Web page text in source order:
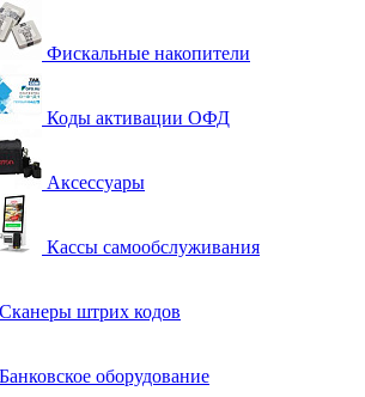
Фискальные накопители
Коды активации ОФД
Аксессуары
Кассы самообслуживания
Сканеры штрих кодов
Банковское оборудование